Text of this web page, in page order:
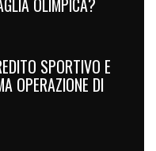
SPORTIVO E
OPERAZIONE DI